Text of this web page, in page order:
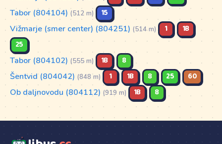
Tabor (804104) (512 m) 15
Vižmarje (smer center) (804251) (514 m) 1
1B
25
Tabor (804102) (555 m) 1B 8
Šentvid (804042) (848 m) 1 1B 8 25 60
Ob daljnovodu (804112) (919 m) 1B 8